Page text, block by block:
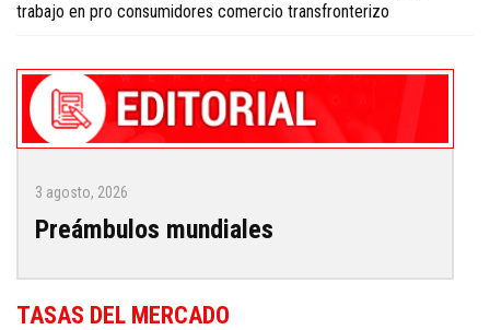
trabajo en pro consumidores comercio transfronterizo
3 agosto, 2026
Preámbulos mundiales
TASAS DEL MERCADO